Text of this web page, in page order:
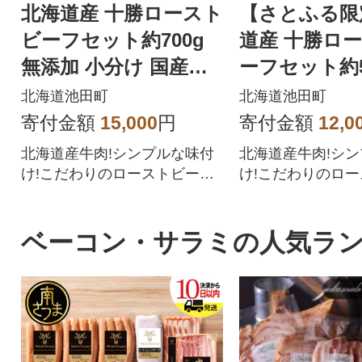
北海道産 十勝ロースト
ビーフセット約700g
無添加 小分け 国産【A
011-11-1】
北海道池田町
寄付金額 15,000円
北海道産牛肉!シンプルな味付
け!こだわりのローストビーフ
【さとふる
道産 十勝ロ
ーフセット約
添加 国産 【
北海道池田町
寄付金額
北海道産牛肉!シ
け!こだわりのロ
ベーコン・サラミの人気ラ